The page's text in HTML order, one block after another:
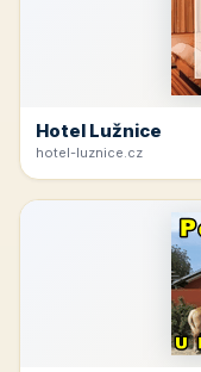
Hotel Lužnice
hotel-luznice.cz